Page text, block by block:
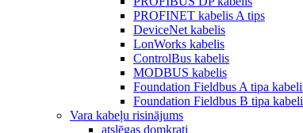
PROFINET kabelis A tips
DeviceNet kabelis
LonWorks kabelis
ControlBus kabelis
MODBUS kabelis
Foundation Fieldbus A tipa
Foundation Fieldbus B tipa
Vara kabeļu risinājums
atslēgas domkrati